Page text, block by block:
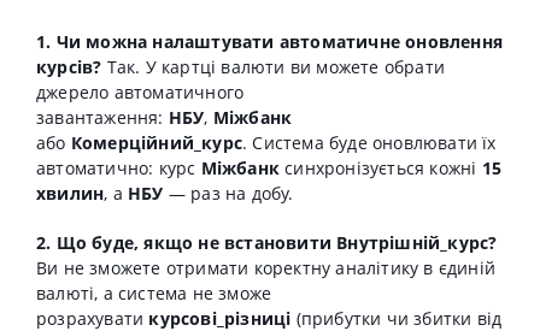
1. Чи можна налаштувати автоматичне оновлення
курсів? Так. У картці валюти ви можете обрати
джерело автоматичного
завантаження: НБУ, Міжбанк
або Комерційний_курс. Система буде оновлювати їх
автоматично: курс Міжбанк синхронізується кожні 15
хвилин, а НБУ — раз на добу.
2. Що буде, якщо не встановити Внутрішній_курс?
Ви не зможете отримати коректну аналітику в єдиній
валюті, а система не зможе
розрахувати курсові_різниці (прибутки чи збитки від